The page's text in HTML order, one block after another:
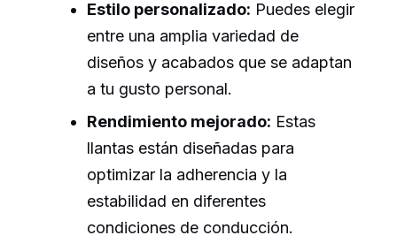
Estilo personalizado: Puedes elegir
entre una amplia variedad de
diseños y acabados que se adaptan
a tu gusto personal.
Rendimiento mejorado: Estas
llantas están diseñadas para
optimizar la adherencia y la
estabilidad en diferentes
condiciones de conducción.